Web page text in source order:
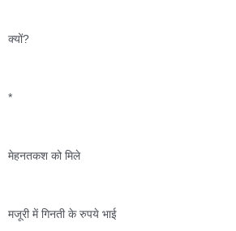
क्यों?
*
मेहनतकश को मिले
मजूरी में गिनती के रुपये भाई